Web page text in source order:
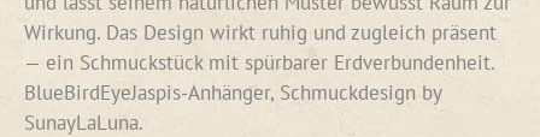
Wirkung. Das Design wirkt ruhig und zugleich präsent
— ein Schmuckstück mit spürbarer Erdverbundenheit.
BlueBirdEyeJaspis-Anhänger, Schmuckdesign by
SunayLaLuna.